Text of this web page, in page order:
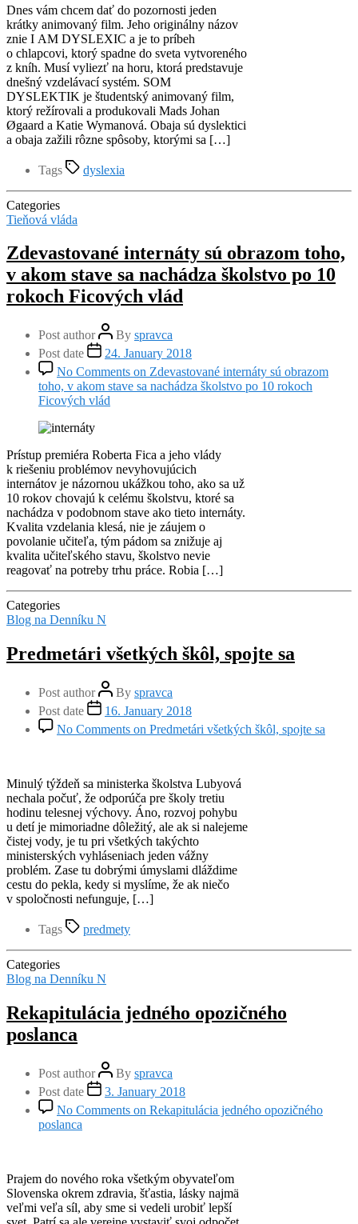
Dnes vám chcem dať do pozornosti jeden
krátky animovaný film. Jeho originálny názov
znie I AM DYSLEXIC a je to príbeh
o chlapcovi, ktorý spadne do sveta vytvoreného
z kníh. Musí vyliezť na horu, ktorá predstavuje
dnešný vzdelávací systém. SOM
DYSLEKTIK je študentský animovaný film,
ktorý režírovali a produkovali Mads Johan
Øgaard a Katie Wymanová. Obaja sú dyslektici
a obaja zažili rôzne spôsoby, ktorými sa […]
Tags dyslexia
Categories
Tieňová vláda
Zdevastované internáty sú obrazom toho,
v akom stave sa nachádza školstvo po 10
rokoch Ficových vlád
Post author By spravca
Post date
24. January 2018
No Comments on Zdevastované internáty sú obrazom
toho, v akom stave sa nachádza školstvo po 10 rokoch
Ficových vlád
Prístup premiéra Roberta Fica a jeho vlády
k riešeniu problémov nevyhovujúcich
internátov je názornou ukážkou toho, ako sa už
10 rokov chovajú k celému školstvu, ktoré sa
nachádza v podobnom stave ako tieto internáty.
Kvalita vzdelania klesá, nie je záujem o
povolanie učiteľa, tým pádom sa znižuje aj
kvalita učiteľského stavu, školstvo nevie
reagovať na potreby trhu práce. Robia […]
Categories
Blog na Denníku N
Predmetári všetkých škôl, spojte sa
Post author By spravca
Post date
16. January 2018
No Comments on Predmetári všetkých škôl, spojte sa
Minulý týždeň sa ministerka školstva Lubyová
nechala počuť, že odporúča pre školy tretiu
hodinu telesnej výchovy. Áno, rozvoj pohybu
u detí je mimoriadne dôležitý, ale ak si nalejeme
čistej vody, je tu pri všetkých takýchto
ministerských vyhláseniach jeden vážny
problém. Zase tu dobrými úmyslami dláždime
cestu do pekla, kedy si myslíme, že ak niečo
v spoločnosti nefunguje, […]
Tags predmety
Categories
Blog na Denníku N
Rekapitulácia jedného opozičného
poslanca
Post author By spravca
Post date
3. January 2018
No Comments on Rekapitulácia jedného opozičného
poslanca
Prajem do nového roka všetkým obyvateľom
Slovenska okrem zdravia, šťastia, lásky najmä
veľmi veľa síl, aby sme si vedeli urobiť lepší